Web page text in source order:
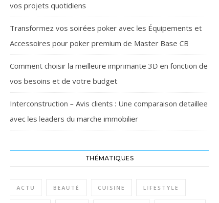
vos projets quotidiens
Transformez vos soirées poker avec les Équipements et
Accessoires pour poker premium de Master Base CB
Comment choisir la meilleure imprimante 3D en fonction de
vos besoins et de votre budget
Interconstruction – Avis clients : Une comparaison detaillee
avec les leaders du marche immobilier
THÉMATIQUES
ACTU BEAUTÉ CUISINE LIFESTYLE